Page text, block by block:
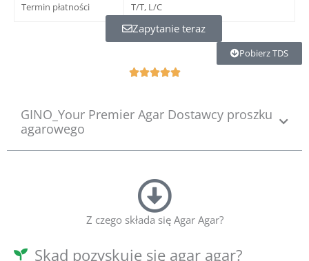
Termin płatności T/T, L/C
Zapytanie teraz
Pobierz TDS
W
r
5
GINO_Your Premier Agar Dostawcy proszku
agarowego
Z czego składa się Agar Agar?
Skąd pozyskuje się agar agar?